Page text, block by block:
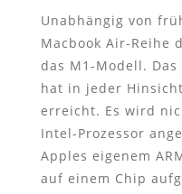
Unabhängig von
Macbook Air-Reihe
das M1-Modell.
hat in jeder
erreicht. Es wird
Intel-Prozessor
Apples eigenem
auf einem Chip